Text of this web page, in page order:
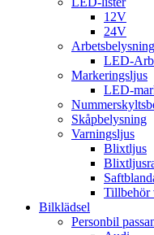
12V
24V
Arbetsbelysning
LED-
Markeringsljus
LED-
Skåpbelysning
Varningsljus
Blixtljus
Tillbehör
Bilklädsel
Personbil